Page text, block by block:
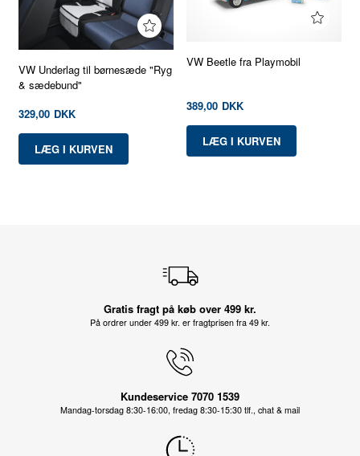
VW Underlag til børnesæde "Ryg
& sædebund"
329,00 DKK
VW Beetle fra Playmobil
389,00 DKK
Gratis fragt på køb over 499 kr.
På ordrer under 499 kr. er fragtprisen fra 49 kr.
Kundeservice 7070 1539
Mandag-torsdag 8:30-16:00, fredag 8:30-15:30 tlf., chat & mail